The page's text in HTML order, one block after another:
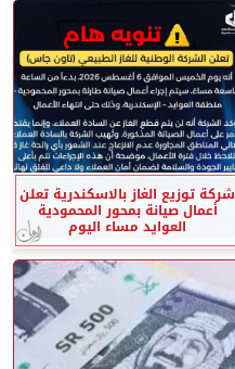
شركة توزيع الغاز بالاسكندرية تعلن
أعمال صيانة بمحور المحمودية
العوايد مساء اليوم